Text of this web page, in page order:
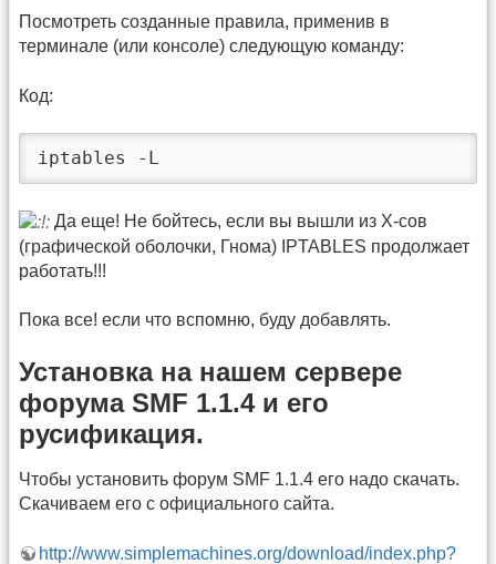
Посмотреть созданные правила, применив в
терминале (или консоле) следующую команду:
Код:
iptables -L
Да еще! Не бойтесь, если вы вышли из Х-сов
(графической оболочки, Гнома) IPTABLES продолжает
работать!!!
Пока все! если что вспомню, буду добавлять.
Установка на нашем сервере
форума SMF 1.1.4 и его
русификация.
Чтобы установить форум SMF 1.1.4 его надо скачать.
Скачиваем его с официального сайта.
http://www.simplemachines.org/download/index.php?